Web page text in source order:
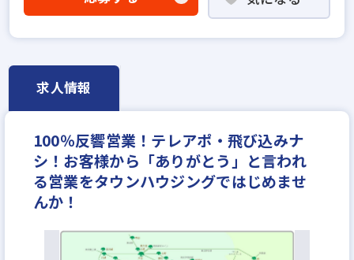
不動産売買仲介経験者歓迎
既卒・第2新卒歓迎
成果給が充実
設立30年以上
学歴不問
宅建取引士歓迎
社宅・家賃補助あり
資格支援制度あり
研修制度あり
転勤なし
残業少ない
女性が活躍中
ノルマ無し
離職率5％以下
平均年齢20代
求人情報
100％反響営業！テレアポ・飛び込みナ
シ！お客様から「ありがとう」と言われ
る営業をタウンハウジングではじめませ
んか！